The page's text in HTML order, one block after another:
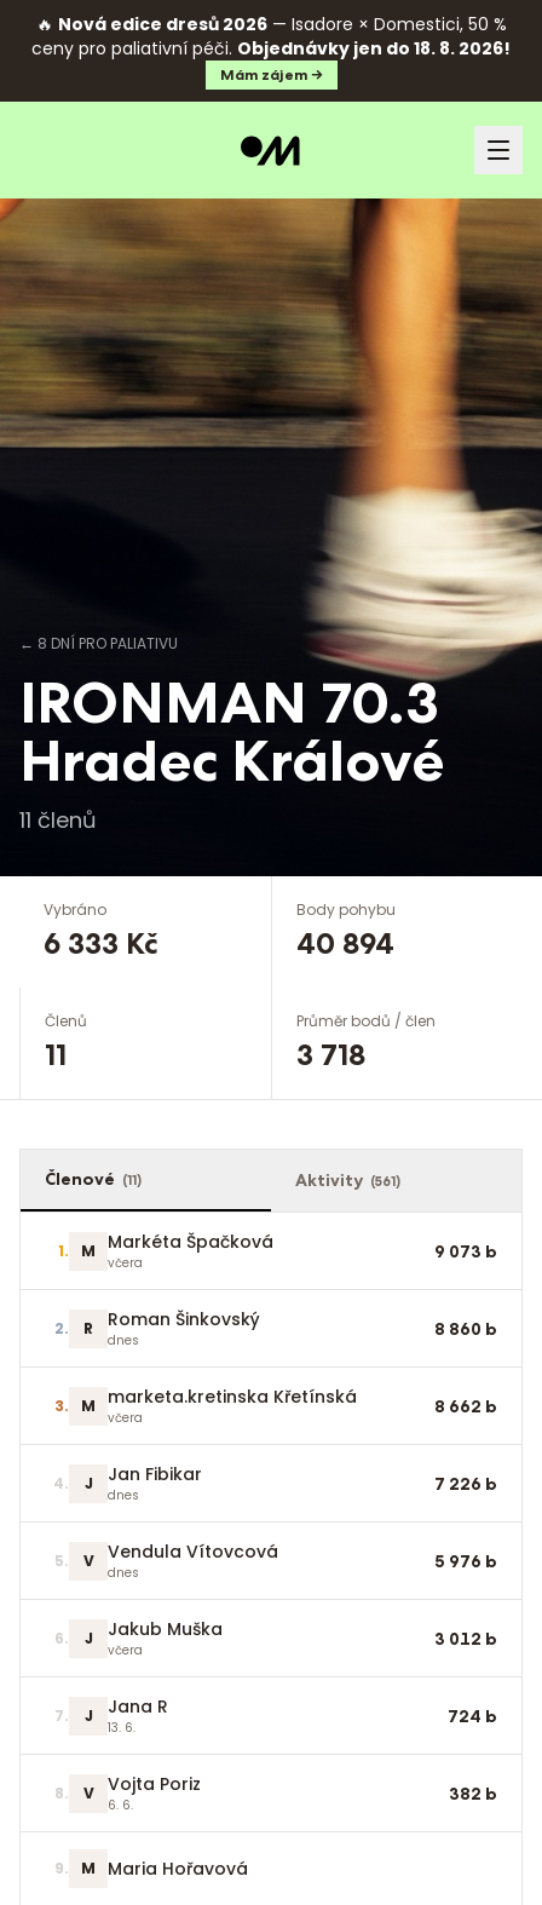
🔥 Nová edice dresů 2026— Isadore × Domestici, 50 %
ceny pro paliativní péči. Objednávky jen do 18. 8. 2026!
Mám zájem →
← 8 DNÍ PRO PALIATIVU
IRONMAN 70.3
Hradec Králové
11 členů
Vybráno
6 333 Kč
Body pohybu
40 894
Členů
11
Průměr bodů / člen
3 718
Členové (11) Aktivity (561)
1. M Markéta Špačková
včera
9 073 b
2. R Roman Šinkovský
dnes
8 860 b
3. M marketa.kretinska Křetínská
včera
8 662 b
4. J Jan Fibikar
dnes
7 226 b
5. V Vendula Vítovcová
dnes
5 976 b
6. J Jakub Muška
včera
3 012 b
7. J Jana R
13. 6.
724 b
8. V Vojta Poriz
6. 6.
382 b
9. M Maria Hořavová